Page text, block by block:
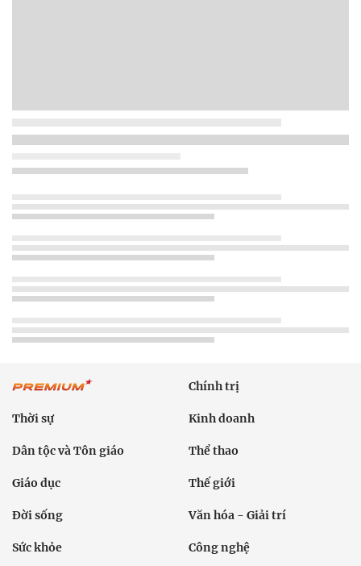
Chính trị
Thời sự Kinh doanh
Dân tộc và Tôn giáo Thể thao
Giáo dục Thế giới
Đời sống Văn hóa - Giải trí
Sức khỏe Công nghệ